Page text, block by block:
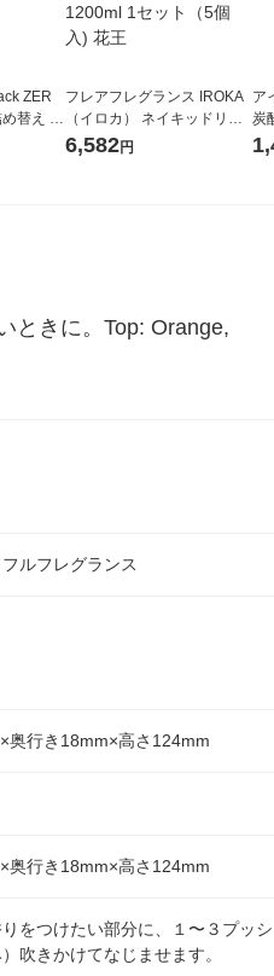
ZER
替え メ
フレアフレグランス IROKA
（イロカ） ネイキッドリリ
ーの香り 柔軟剤 詰め替え 超
特大 1200ml 1セット（5個
6,582円
ア
炭
箱
ときに。Top: Orange,
ルフレグランス
奥行き18mm×高さ124mm
奥行き18mm×高さ124mm
をつけたい部分に、１〜３プッシ
吹きかけてなじませます。